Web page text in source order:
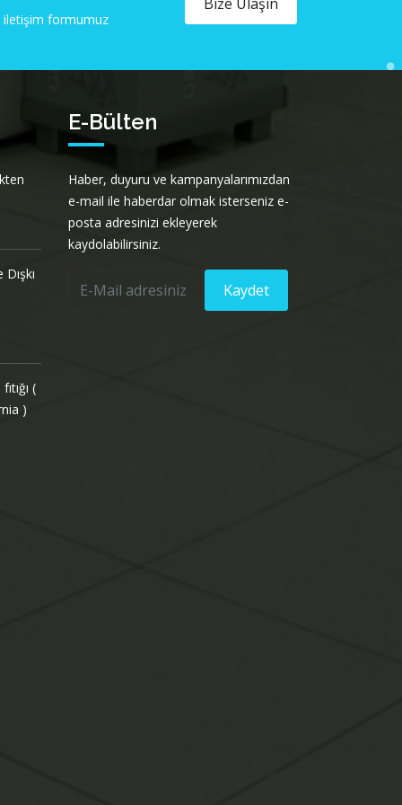
iletişim formumuz
(
)
E-Bülten
Haber, duyuru ve kampanyalarımızdan
e-mail ile haberdar olmak isterseniz e-
posta adresinizi ekleyerek
kaydolabilirsiniz.
Kaydet